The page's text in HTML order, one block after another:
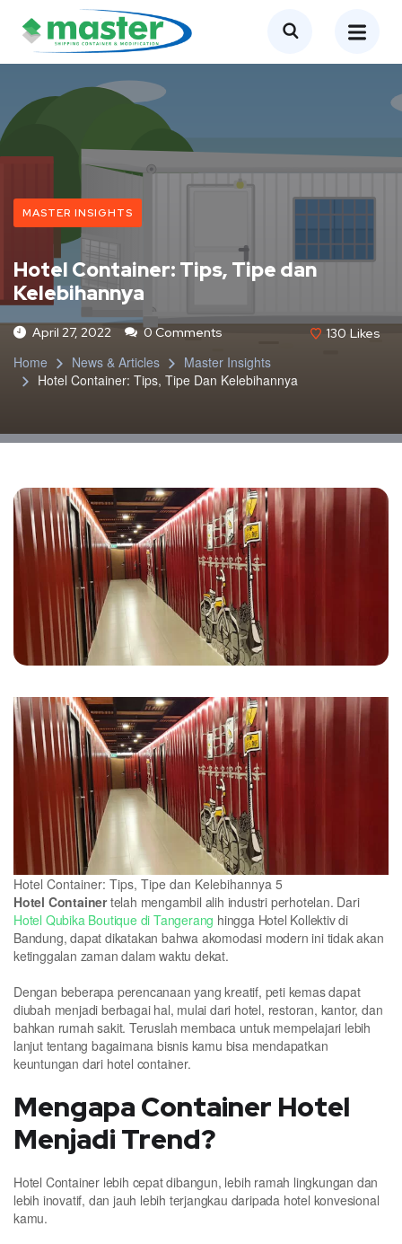
MASTER INSIGHTS
Hotel Container: Tips, Tipe dan
Kelebihannya
April 27, 2022 0 Comments 130 Likes
Home News & Articles
Master Insights
Hotel Container: Tips, Tipe Dan Kelebihannya
Hotel Container: Tips, Tipe dan Kelebihannya 5
Hotel Containertelah mengambil alih industri perhotelan. Dari
Hotel Qubika Boutique di Tangerang hingga Hotel Kollektiv di
Bandung, dapat dikatakan bahwa akomodasi modern ini tidak akan
ketinggalan zaman dalam waktu dekat.
Dengan beberapa perencanaan yang kreatif, peti kemas dapat
diubah menjadi berbagai hal, mulai dari hotel, restoran, kantor, dan
bahkan rumah sakit. Teruslah membaca untuk mempelajari lebih
lanjut tentang bagaimana bisnis kamu bisa mendapatkan
keuntungan dari hotel container.
Mengapa Container Hotel
Menjadi Trend?
Hotel Container lebih cepat dibangun, lebih ramah lingkungan dan
lebih inovatif, dan jauh lebih terjangkau daripada hotel konvesional
kamu.